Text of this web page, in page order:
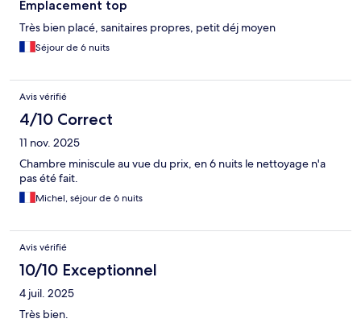
Emplacement top
Très bien placé, sanitaires propres, petit déj moyen
Séjour de 6 nuits
Avis vérifié
4/10 Correct
11 nov. 2025
Chambre miniscule au vue du prix, en 6 nuits le nettoyage n'a
pas été fait.
Michel, séjour de 6 nuits
Avis vérifié
10/10 Exceptionnel
4 juil. 2025
Très bien.